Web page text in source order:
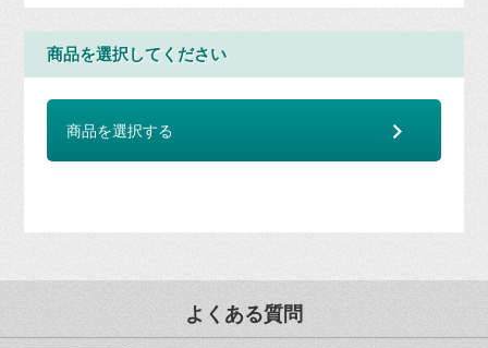
商品を選択してください
商品を選択する
よくある質問